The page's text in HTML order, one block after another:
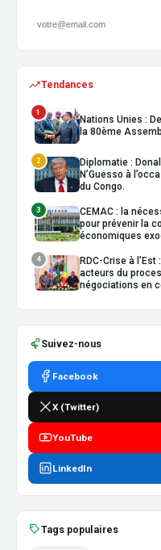
Tendances
1
Nations Unies :
la 80ème
2
Diplomatie :
N’Guesso à
du Congo.
3
CEMAC : la
pour prévenir la
économiques
4
RDC-Crise à
acteurs du
négociations en
Suivez-nous
Facebook
X (Twitter)
YouTube
LinkedIn
Tags populaires